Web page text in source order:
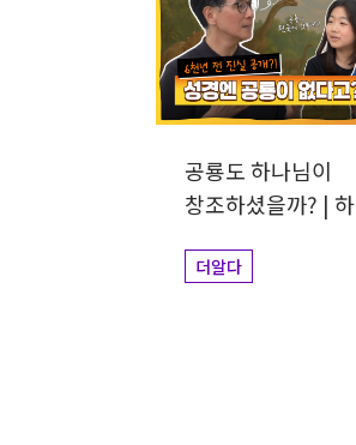
공룡도 하나님이
창조하셨을까? |
더알다